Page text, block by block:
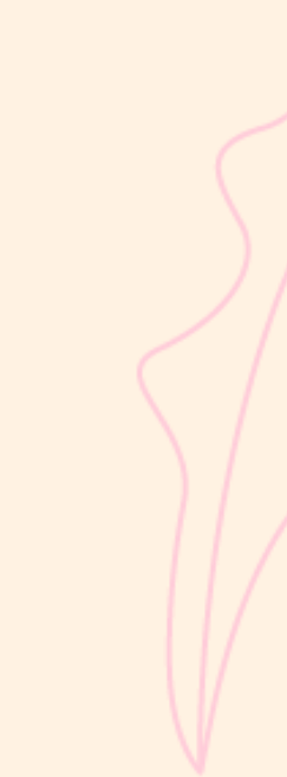
Moms mengalami haid
tidak disadari karena ovulasi dapat
menstruasi kembali. Artinya,